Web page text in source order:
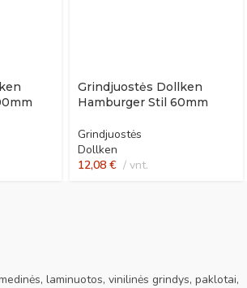
Grindjuostės Dollken
Hamburger Stil 60mm
Grindjuostės
Dollken
12,08 € vnt.
laminuotos, vinilinės grindys, paklotai,